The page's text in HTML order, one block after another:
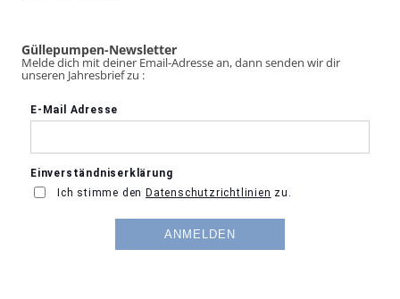
Güllepumpen-Newsletter
Melde dich mit deiner Email-Adresse an, dann senden wir dir
unseren Jahresbrief zu :